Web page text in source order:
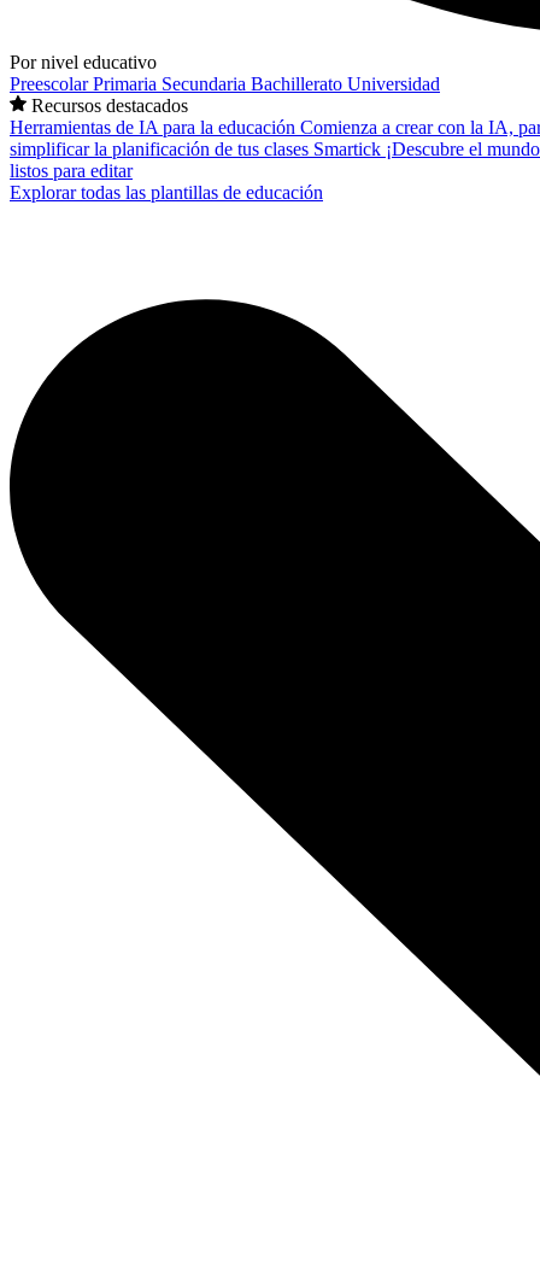
Por nivel educativo
PreescolarPrimaria Secundaria Bachillerato Universidad
Recursos destacados
Herramientas de IA para la educación Comienza a crear con la IA,
simplificar la planificación de tus clases Smartick ¡Descubre el
listos para editar
Explorar todas las plantillas de educación